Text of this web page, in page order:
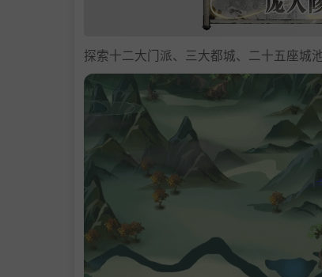
探索十二大门派、三大都城、二十五座城